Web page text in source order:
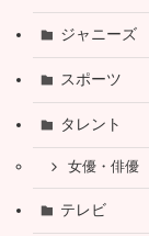
ジャニーズ
スポーツ
タレント
女優・俳優
テレビ